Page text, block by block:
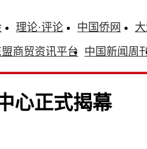
理论·评论 中国侨网
商贸资讯平台 中国新闻周
心正式揭幕